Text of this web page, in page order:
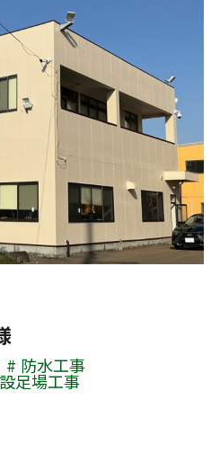
防水工事
足場工事